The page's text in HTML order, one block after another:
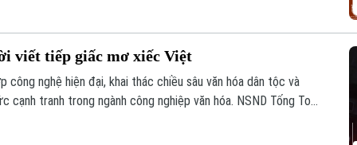
viết tiếp giấc mơ xiếc Việt
nghệ hiện đại, khai thác chiều sâu văn hóa dân tộc và
tranh trong ngành công nghiệp văn hóa. NSND Tống Toàn